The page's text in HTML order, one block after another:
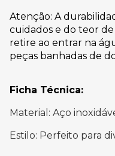
Atenção: A
cuidados e do teor
retire ao entrar na
peças banhadas de
Ficha Técnica:
Material: Aço
Estilo: Perfeito para